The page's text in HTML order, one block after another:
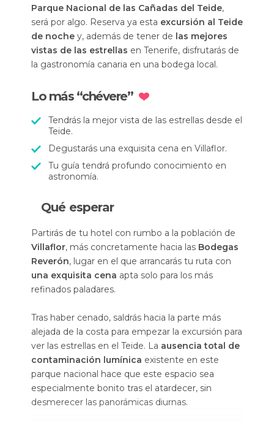
Parque Nacional de las Cañadas del Teide,
será por algo. Reserva ya esta excursión al Teide
de noche y, además de tener de las mejores
vistas de las estrellas en Tenerife, disfrutarás de
la gastronomía canaria en una bodega local.
Lo más “chévere”
Tendrás la mejor vista de las estrellas desde el
Teide.
Degustarás una exquisita cena en Villaflor.
Tu guía tendrá profundo conocimiento en
astronomía.
Qué esperar
Partirás de tu hotel con rumbo a la población de
Villaflor, más concretamente hacia las Bodegas
Reverón, lugar en el que arrancarás tu ruta con
una exquisita cena apta solo para los más
refinados paladares.
Tras haber cenado, saldrás hacia la parte más
alejada de la costa para empezar la excursión para
ver las estrellas en el Teide. La ausencia total de
contaminación lumínica existente en este
parque nacional hace que este espacio sea
especialmente bonito tras el atardecer, sin
desmerecer las panorámicas diurnas.